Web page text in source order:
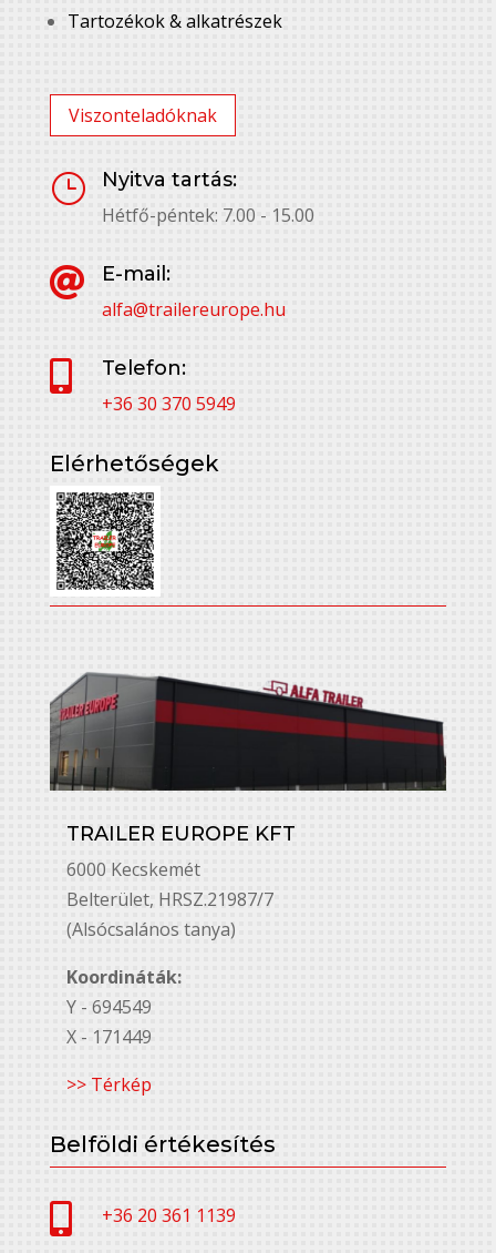
Tartozékok & alkatrészek
Viszonteladóknak
}
Nyitva tartás:
Hétfő-péntek: 7.00 - 15.00

E-mail:
alfa@trailereurope.hu

Telefon:
+36 30 370 5949
Elérhetőségek
TRAILER EUROPE KFT
6000 Kecskemét
Belterület, HRSZ.21987/7
(Alsócsalános tanya)
Koordináták:
Y - 694549
X - 171449
>> Térkép
Belföldi értékesítés
 +36 20 361 1139